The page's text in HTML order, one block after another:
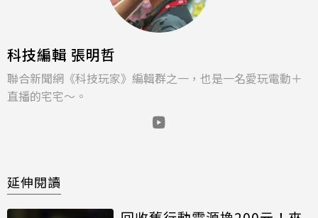
科技編輯 張明哲
聯合新聞網《科技玩家》編輯群之一，也是一名愛玩電動＋
直播的宅宅～。
延伸閱讀